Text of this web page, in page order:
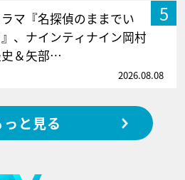
5
ラマ『名探偵のままでい
、ナインティナイン岡村
＆矢部…
2026.08.08
っと見る